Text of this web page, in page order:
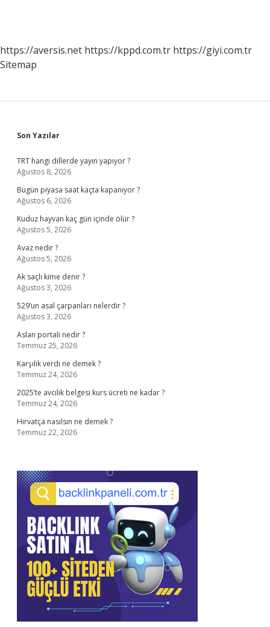
https://aversis.net https://kppd.com.tr https://giyi.com.tr
Sitemap
Sidebar
Son Yazılar
TRT hangi dillerde yayın yapıyor ?
Ağustos 8, 2026
Bugün piyasa saat kaçta kapanıyor ?
Ağustos 6, 2026
Kuduz hayvan kaç gün içinde ölür ?
Ağustos 5, 2026
Avaz nedir ?
Ağustos 5, 2026
Ak saçlı kime denir ?
Ağustos 3, 2026
529’un asal çarpanları nelerdir ?
Ağustos 3, 2026
Aslan portali nedir ?
Temmuz 25, 2026
Karşılık verdi ne demek ?
Temmuz 24, 2026
2025’te avcılık belgesi kurs ücreti ne kadar ?
Temmuz 24, 2026
Hirvatça nasılsın ne demek ?
Temmuz 22, 2026